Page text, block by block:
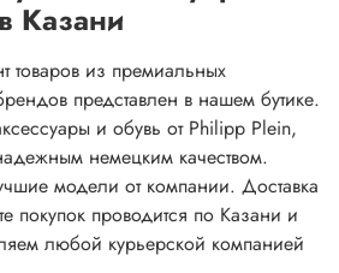
Казани
товаров из премиальных
представлен в нашем бутике.
и обувь от Philipp Plein,
немецким качеством.
модели от компании. Доставка
покупок проводится по Казани и
любой курьерской компанией